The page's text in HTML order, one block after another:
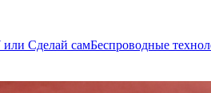
Сделай самБеспроводные